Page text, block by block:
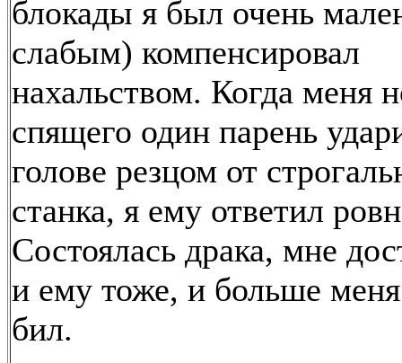
блокады я был очень
слабым) компенсировал
нахальством. Когда меня
спящего один парень
голове резцом от
станка, я ему ответил
Состоялась драка, мне
и ему тоже, и больше
бил.